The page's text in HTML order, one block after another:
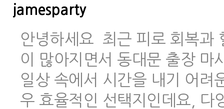
jamesparty
안녕하세요 최근 피로 회복과
이 많아지면서 동대문 출장 마
일상 속에서 시간을 내기 어려
우 효율적인 선택지인데요,